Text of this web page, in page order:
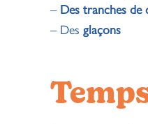
– Des tranches de
– Des glaçons